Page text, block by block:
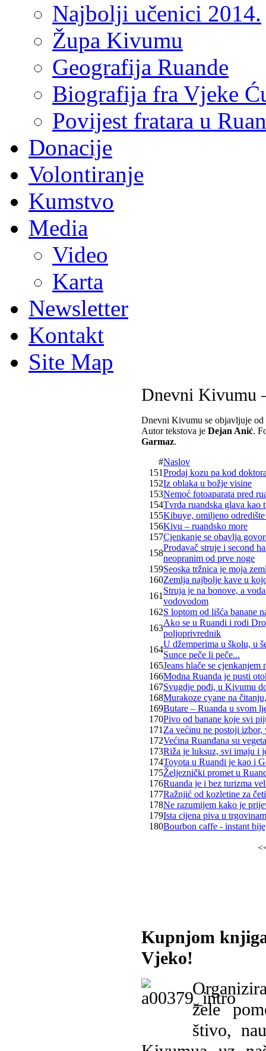
Najbolji učenici 2014.
Župa Kivumu
Geografija Ruande
Biografija fra Vjeke
Povijest fratara u
Donacije
Volontiranje
Kumstvo
Media
Video
Karta
Newsletter
Kontakt
Site Map
Dnevni Kivumu
Dnevni Kivumu se objavljuje od
Autor tekstova je Dejan Anić.
Garmaz.
#Naslov
151Prodaj kozu pa kod
152Iz oblaka u božje visine
153Nemoć fotoaparata pred
154Tvrda ruandska glava kao
155Kibuye, omiljeno
156Kivu – ruandsko more
157Cjenkanje se obavlja
158
Prodavač struje i second
neopranim od prve noge
159Seoska tržnica je moja
160Zemlja najbolje kave u
161
Struja je na bonove, a
vodovodom
162S loptom od lišća banane
163
Ako se u Ruandi i rodi
poljoprivrednik
164
U džemperima u školu, u
Sunce peče li peče...
165Jeans hlače se cjenkanjem
166Modna Ruanda je pusti
167Svugdje pođi, u Kivumu
168Murakoze cyane na
169Butare – Ruanda u svom
170Pivo od banane koje svi
171 Za većinu ne postoji izbor,
172Većina Ruanđana su
173Riža je luksuz, svi imaju i
174Toyota u Ruandi je kao i
175Željeznički promet u
176Ruanda je i bez turizma
177Ražnjić od kozletine za
178Ne razumijem kako je
179Ista cijena piva u
180Bourbon caffe - instant
Kupnjom
Vjeko!
žele
štivo,